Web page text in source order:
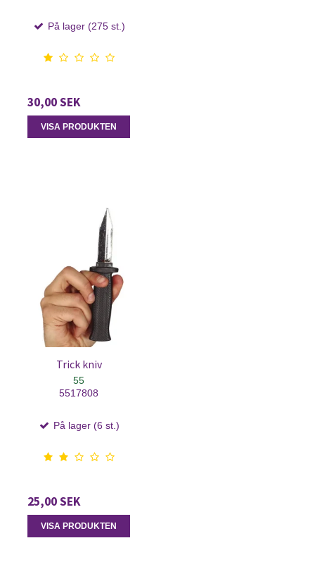
På lager (275 st.)
30,00 SEK
VISA PRODUKTEN
Trick kniv
55
5517808
På lager (6 st.)
25,00 SEK
VISA PRODUKTEN